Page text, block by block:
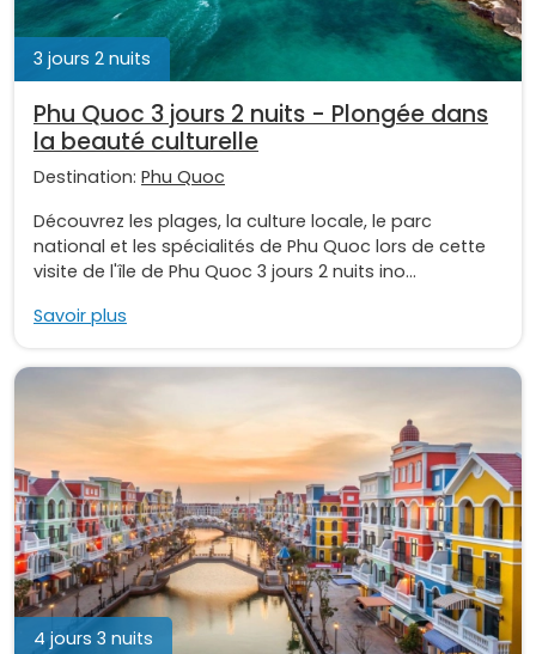
3 jours 2 nuits
Phu Quoc 3 jours 2 nuits - Plongée dans
la beauté culturelle
Destination: Phu Quoc
Découvrez les plages, la culture locale, le parc
national et les spécialités de Phu Quoc lors de cette
visite de l'île de Phu Quoc 3 jours 2 nuits ino...
Savoir plus
4 jours 3 nuits